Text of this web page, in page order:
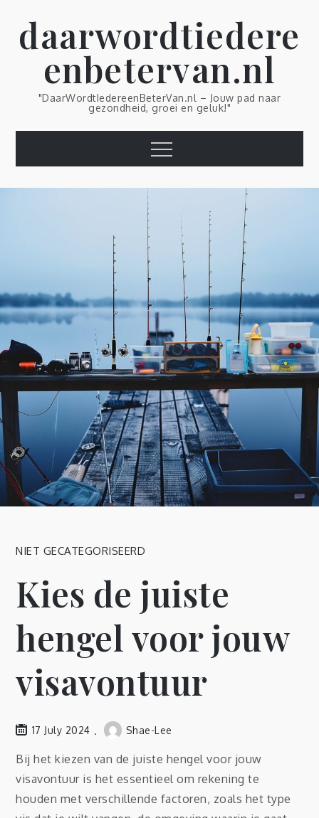
contentdaarwordtiedere
enbetervan.nl
"DaarWordtIedereenBeterVan.nl – Jouw pad naar
gezondheid, groei en geluk!"
Menu
NIET GECATEGORISEERD
Kies de juiste
hengel voor jouw
visavontuur
17 July 2024 Shae-Lee
Bij het kiezen van de juiste hengel voor jouw
visavontuur is het essentieel om rekening te
houden met verschillende factoren, zoals het type